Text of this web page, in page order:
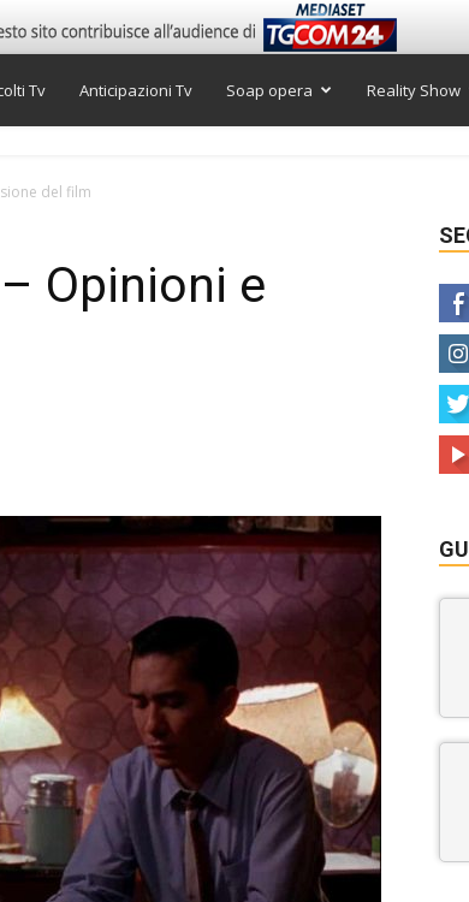
Tv Anticipazioni Tv Soap opera Reality Show
del film
Opinioni e